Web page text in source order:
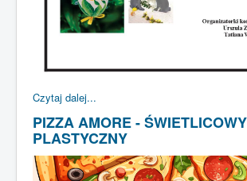
Czytaj dalej...
PIZZA AMORE -
PLASTYCZNY